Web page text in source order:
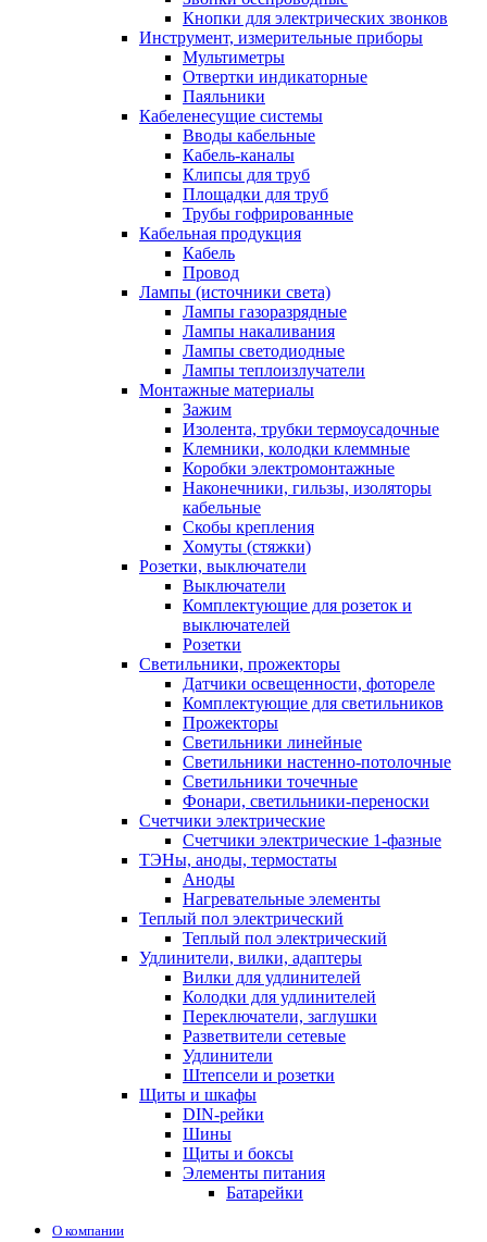
Кнопки для электрических звонков
Инструмент, измерительные приборы
Мультиметры
Отвертки индикаторные
Паяльники
Кабеленесущие системы
Вводы кабельные
Кабель-каналы
Клипсы для труб
Площадки для труб
Трубы гофрированные
Кабельная продукция
Кабель
Провод
Лампы (источники света)
Лампы газоразрядные
Лампы накаливания
Лампы светодиодные
Лампы теплоизлучатели
Монтажные материалы
Зажим
Изолента, трубки термоусадочные
Клемники, колодки клеммные
Коробки электромонтажные
Наконечники, гильзы, изоляторы
кабельные
Скобы крепления
Хомуты (стяжки)
Розетки, выключатели
Выключатели
Комплектующие для розеток и
выключателей
Розетки
Светильники, прожекторы
Датчики освещенности, фотореле
Комплектующие для светильников
Прожекторы
Светильники линейные
Светильники настенно-потолочные
Светильники точечные
Фонари, светильники-переноски
Счетчики электрические
Счетчики электрические 1-фазные
ТЭНы, аноды, термостаты
Аноды
Нагревательные элементы
Теплый пол электрический
Теплый пол электрический
Удлинители, вилки, адаптеры
Вилки для удлинителей
Колодки для удлинителей
Переключатели, заглушки
Разветвители сетевые
Удлинители
Штепсели и розетки
Щиты и шкафы
DIN-рейки
Шины
Щиты и боксы
Элементы питания
Батарейки
О компании